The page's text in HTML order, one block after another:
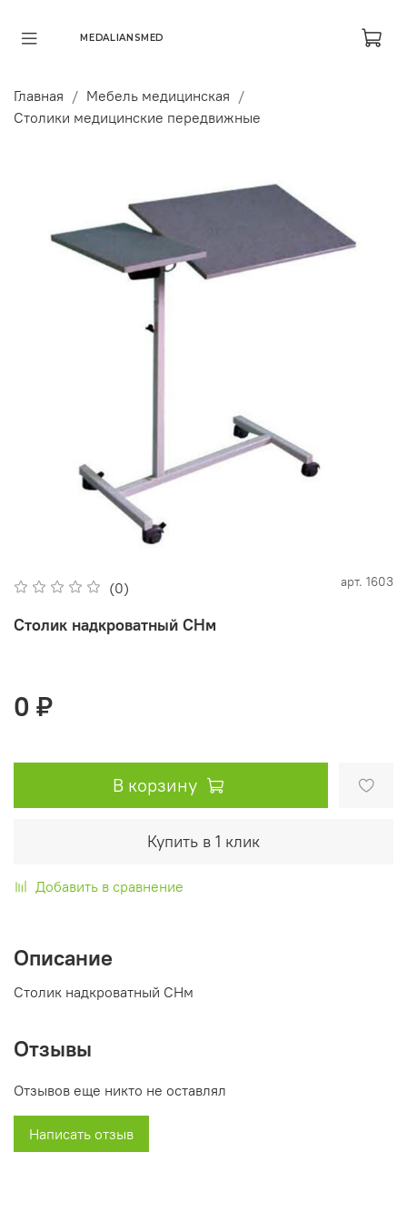
MEDALIANSMED
Главная
Мебель медицинская
Столики медицинские передвижные
(0) арт. 1603
Столик надкроватный СНм
0 ₽
В корзину
Купить в 1 клик
Добавить в сравнение
Описание
Столик надкроватный СНм
Отзывы
Отзывов еще никто не оставлял
Написать отзыв